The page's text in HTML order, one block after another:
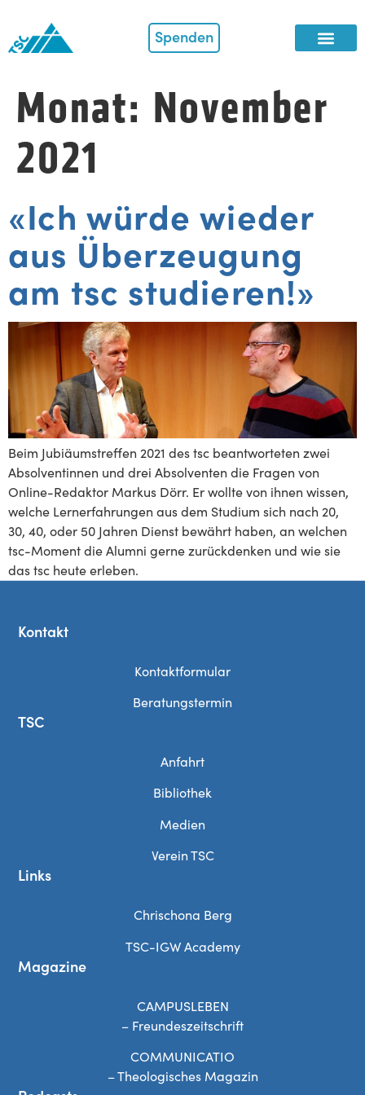
Spenden
Monat: November
2021
«Ich würde wieder
aus Überzeugung
am tsc studieren!»
Beim Jubiäumstreffen 2021 des tsc beantworteten zwei
Absolventinnen und drei Absolventen die Fragen von
Online-Redaktor Markus Dörr. Er wollte von ihnen wissen,
welche Lernerfahrungen aus dem Studium sich nach 20,
30, 40, oder 50 Jahren Dienst bewährt haben, an welchen
tsc-Moment die Alumni gerne zurückdenken und wie sie
das tsc heute erleben.
Kontakt
Kontaktformular
Beratungstermin
TSC
Anfahrt
Bibliothek
Medien
Verein TSC
Links
Chrischona Berg
TSC-IGW Academy
Magazine
CAMPUSLEBEN
– Freundeszeitschrift
COMMUNICATIO
– Theologisches Magazin